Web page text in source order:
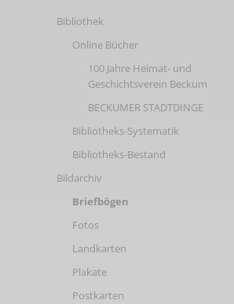
Vereinsgeschichte
Vorsitzende
Newsletter
Links
Bibliothek
Online Bücher
100 Jahre Heimat- und
Geschichtsverein Beckum
BECKUMER STADTDINGE
Bibliotheks-Systematik
Bibliotheks-Bestand
Bildarchiv
Briefbögen
Fotos
Landkarten
Plakate
Postkarten